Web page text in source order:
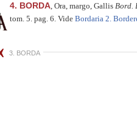
4. BORDA, Ora, margo, Gallis Bord.
tom. 5. pag. 6. Vide Bordaria 2.
3. BORDA